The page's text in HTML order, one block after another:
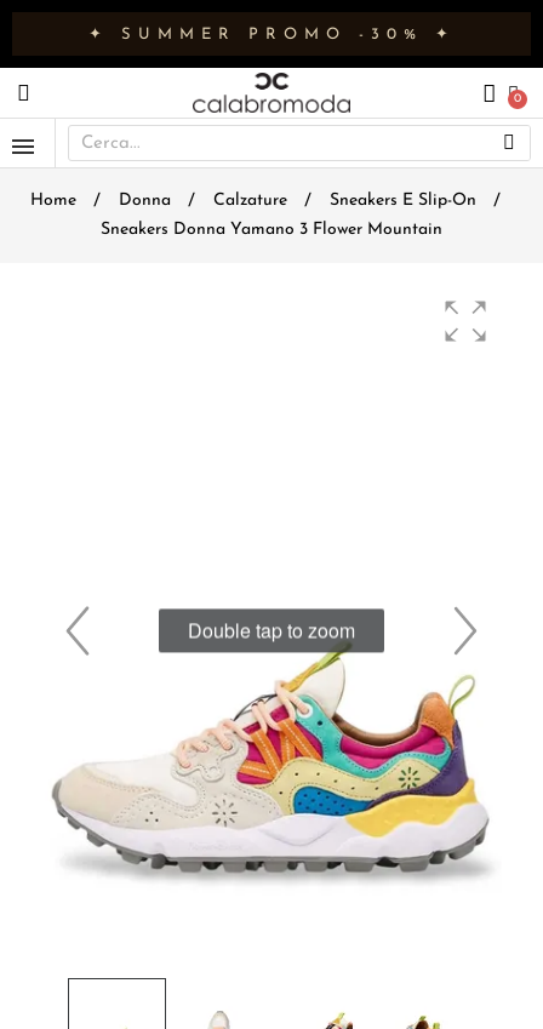
✦ SUMMER PROMO -30% ✦
Home Donna Calzature
Sneakers E Slip-On
Sneakers Donna Yamano 3 Flower Mountain
Double tap to zoom